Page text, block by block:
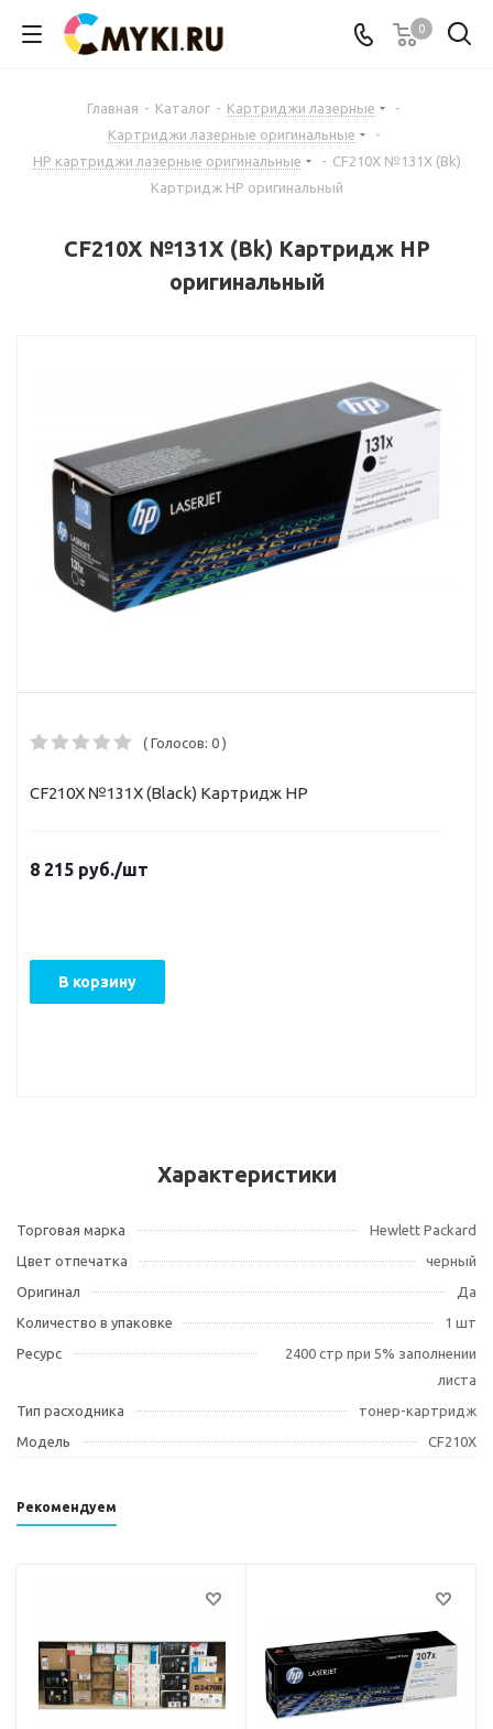
0
Главная - Каталог - Картриджи лазерные
-
Картриджи лазерные оригинальные
-
HP картриджи лазерные оригинальные
- CF210X №131X (Bk)
Картридж HP оригинальный
CF210X №131X (Bk) Картридж HP
оригинальный
( Голосов: 0 )
CF210X №131X (Black) Картридж HP
8 215 руб./шт
В корзину
Характеристики
Торговая марка
Hewlett Packard
Цвет отпечатка
черный
Оригинал
Да
Количество в упаковке
1 шт
Ресурс
2400 стр при 5% заполнении
листа
Тип расходника
тонер-картридж
Модель
CF210X
Рекомендуем